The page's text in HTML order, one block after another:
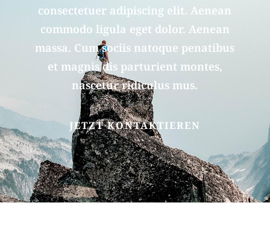
consectetuer adipiscing elit. Aenean
commodo ligula eget dolor. Aenean
massa. Cum sociis natoque penatibus
et magnis dis parturient montes,
nascetur ridiculus mus.
JETZT KONTAKTIEREN